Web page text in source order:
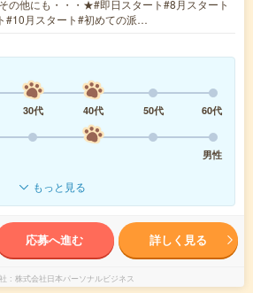
の他にも・・・★#即日スタート#8月スタート
#10月スタート#初めての派…
30代 40代 50代
60代
男性
もっと見る
応募へ進む 詳しく見る
株式会社日本パーソナルビジネス